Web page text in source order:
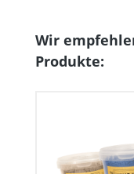
Produktgalerie
Wir
Produkte: